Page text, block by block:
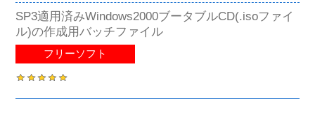
SP3適用済みWindows2000ブータブルCD(.isoファイ
ル)の作成用バッチファイル
フリーソフト